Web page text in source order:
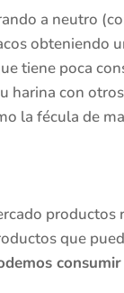
a neutro
obteniendo
tiene poca
harina con
la fécula de
productos
que